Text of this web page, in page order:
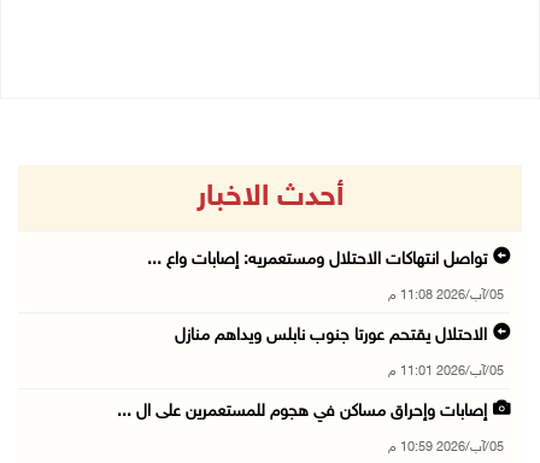
أحدث الاخبار
تواصل انتهاكات الاحتلال ومستعمريه: إصابات واع ...
05/آب/2026 11:08 م
الاحتلال يقتحم عورتا جنوب نابلس ويداهم منازل
05/آب/2026 11:01 م
إصابات وإحراق مساكن في هجوم للمستعمرين على ال ...
05/آب/2026 10:59 م